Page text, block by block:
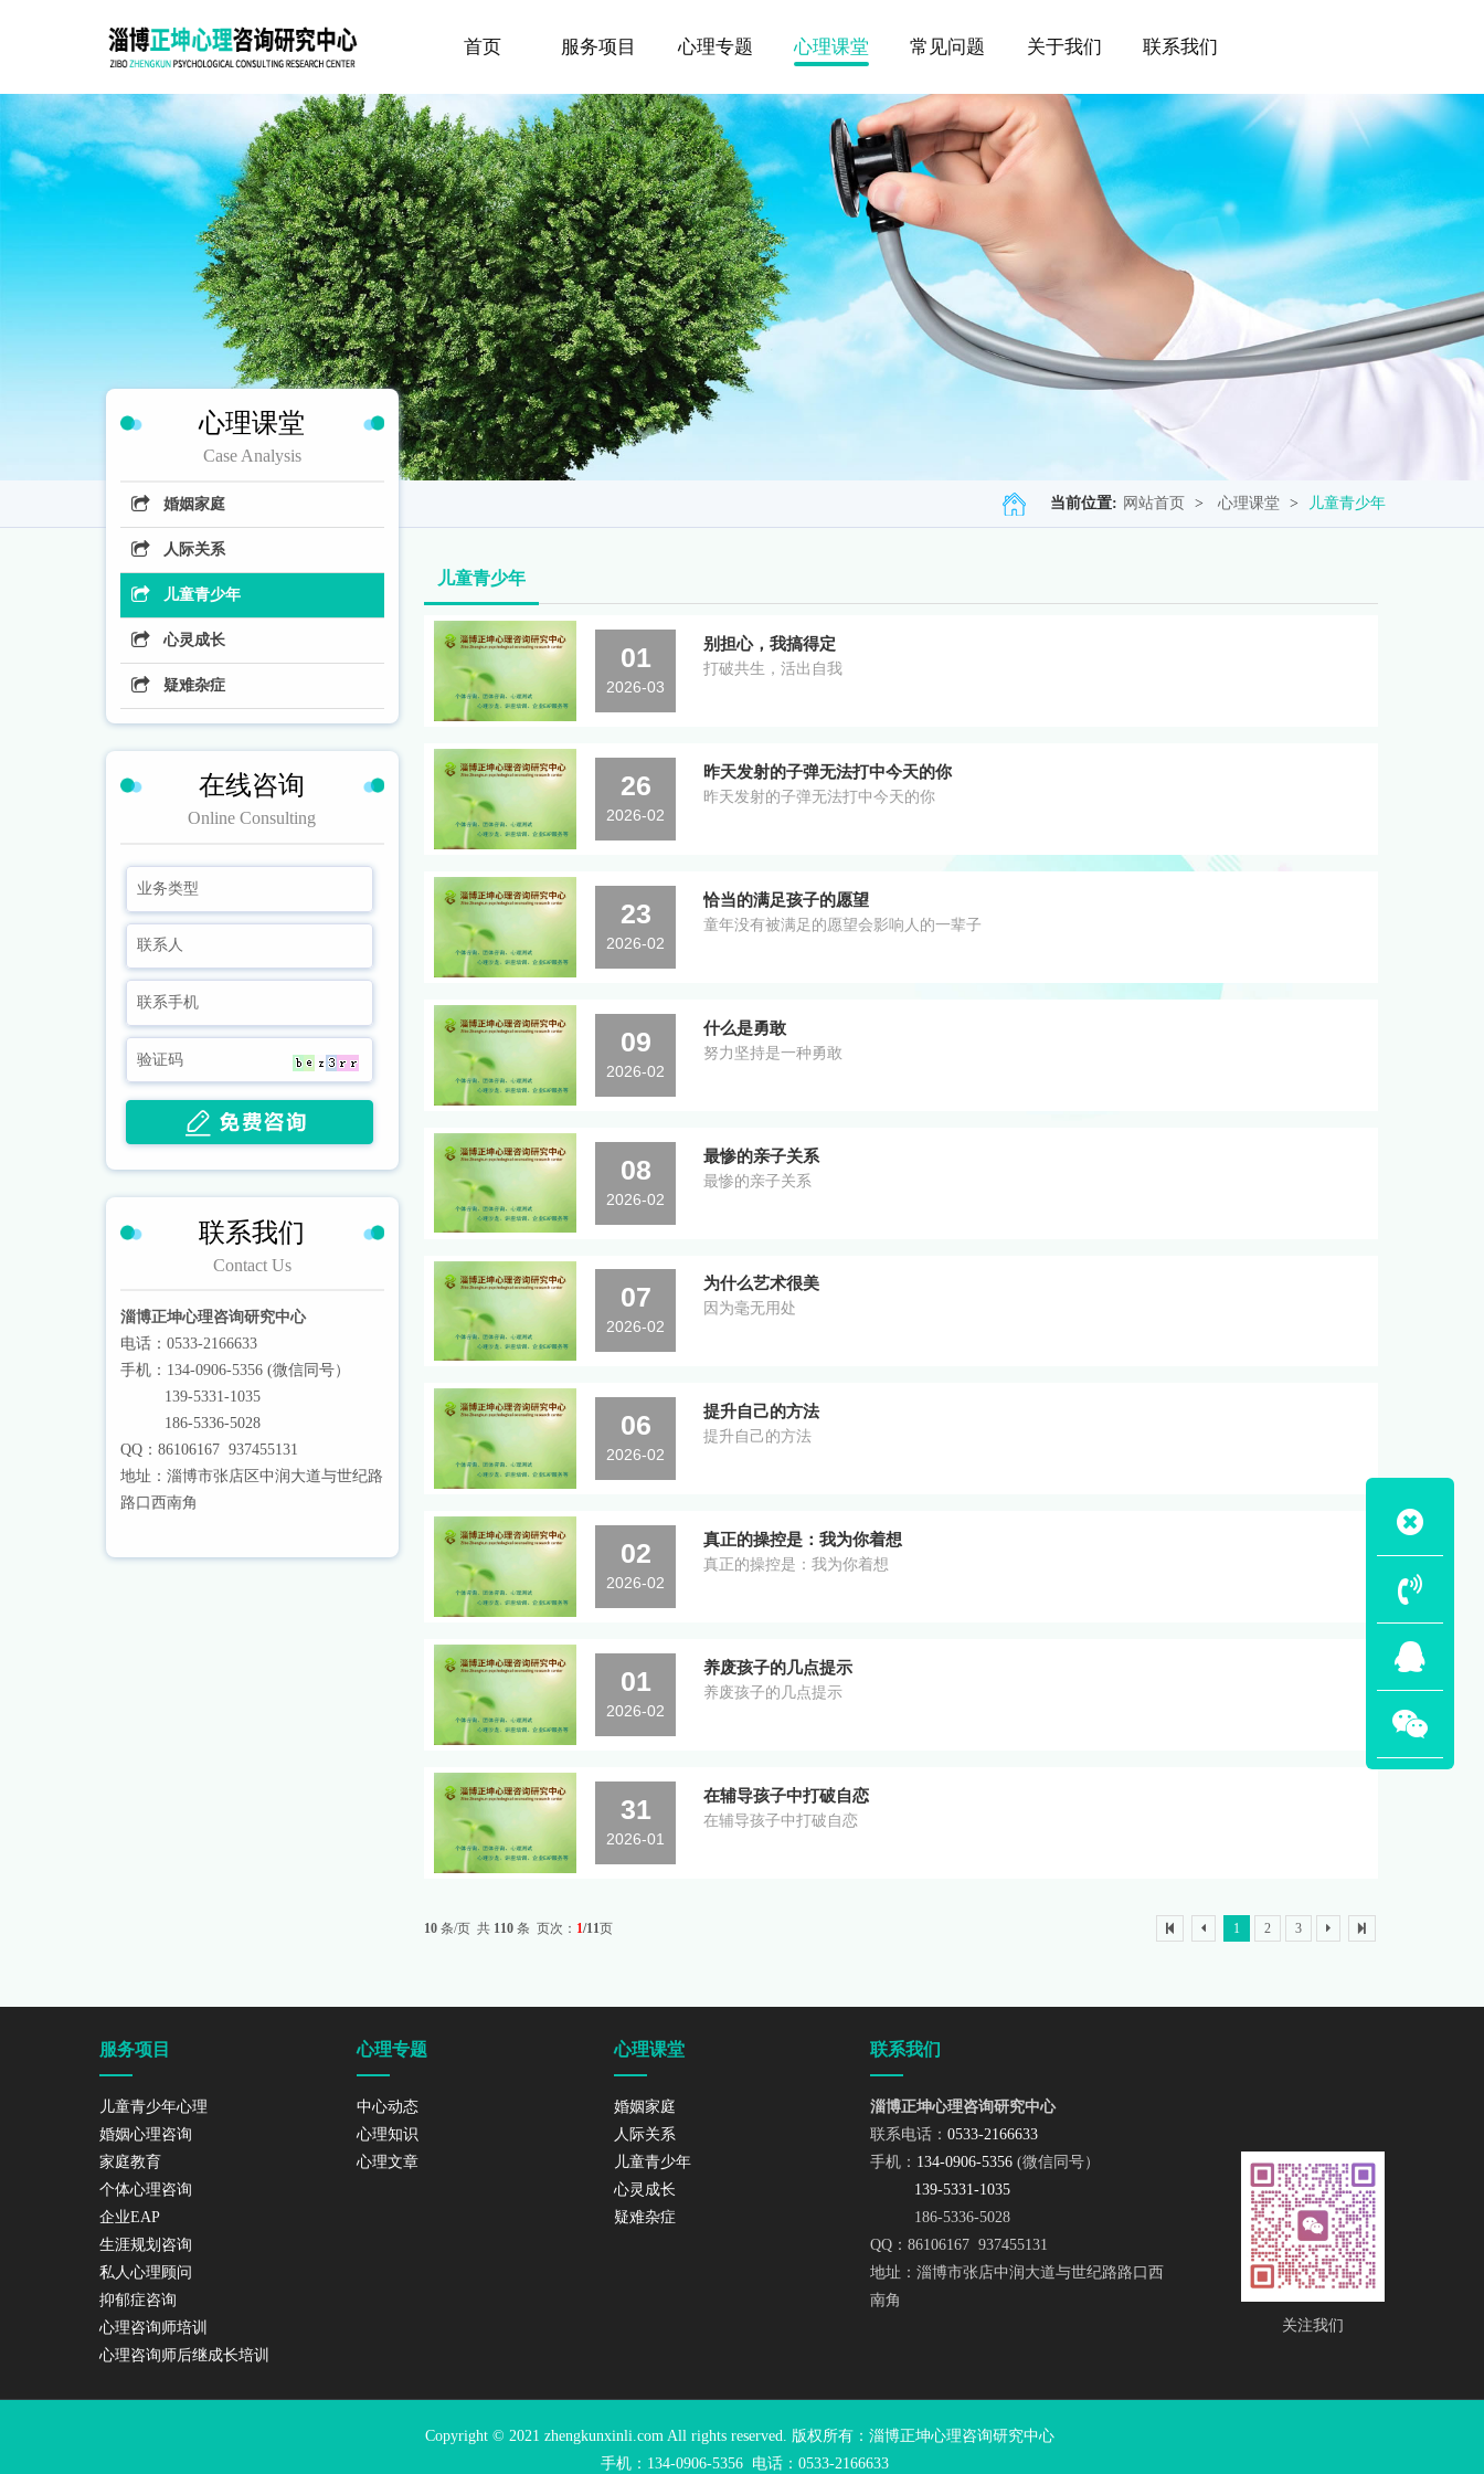
首页 服务项目 心理专题 心理课堂 常见问题 关于我们 联系我们
当前位置: 网站首页 > 心理课堂 > 儿童青少年
心理课堂
Case Analysis
婚姻家庭
人际关系
儿童青少年
心灵成长
疑难杂症
在线咨询
Online Consulting
联系我们
Contact Us
淄博正坤心理咨询研究中心
电话：0533-2166633
手机： 134-0906-5356 (微信同号）
139-5331-1035
186-5336-5028
QQ：86106167 937455131
地址：淄博市张店区中润大道与世纪路
路口西南角
儿童青少年
01
2026-03
别担心，我搞得定
打破共生，活出自我
26
2026-02
昨天发射的子弹无法打中今天的你
昨天发射的子弹无法打中今天的你
23
2026-02
恰当的满足孩子的愿望
童年没有被满足的愿望会影响人的一辈子
09
2026-02
什么是勇敢
努力坚持是一种勇敢
08
2026-02
最惨的亲子关系
最惨的亲子关系
07
2026-02
为什么艺术很美
因为毫无用处
06
2026-02
提升自己的方法
提升自己的方法
02
2026-02
真正的操控是：我为你着想
真正的操控是：我为你着想
01
2026-02
养废孩子的几点提示
养废孩子的几点提示
31
2026-01
在辅导孩子中打破自恋
在辅导孩子中打破自恋
10 条/页 共 110 条 页次： 1/11页 1 2 3
服务项目
儿童青少年心理
婚姻心理咨询
家庭教育
个体心理咨询
企业EAP
生涯规划咨询
私人心理顾问
抑郁症咨询
心理咨询师培训
心理咨询师后继成长培训
心理专题
中心动态
心理知识
心理文章
心理课堂
婚姻家庭
人际关系
儿童青少年
心灵成长
疑难杂症
关注我们
联系我们
淄博正坤心理咨询研究中心
联系电话：0533-2166633
手机： 134-0906-5356(微信同号）
139-5331-1035
186-5336-5028
QQ：86106167 937455131
地址：淄博市张店中润大道与世纪路路口西
南角
Copyright © 2021 zhengkunxinli.com All rights reserved. 版权所有：淄博正坤心理咨询研究中心
手机： 134-0906-5356电话： 0533-2166633